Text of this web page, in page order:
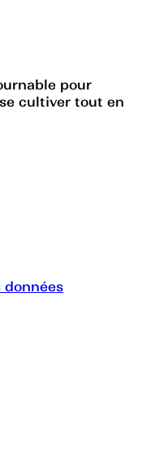
pour
cultiver tout en